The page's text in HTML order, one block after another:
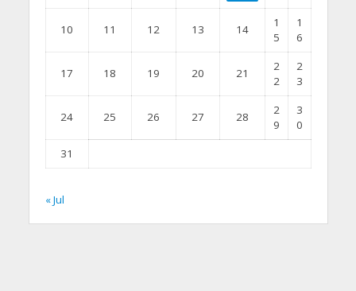
10 11 12 13 14
1
5
1
6
17 18 19 20 21
2
2
2
3
24 25 26 27 28
2
9
3
0
31
« Jul